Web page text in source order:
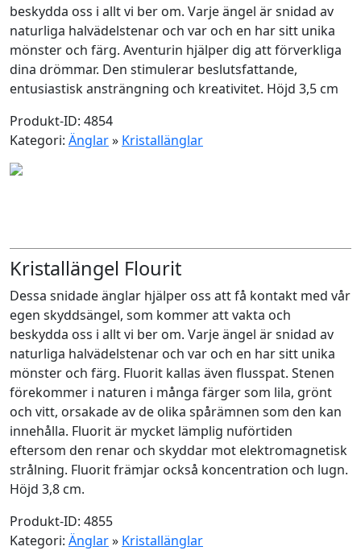
beskydda oss i allt vi ber om. Varje ängel är snidad av
naturliga halvädelstenar och var och en har sitt unika
mönster och färg. Aventurin hjälper dig att förverkliga
dina drömmar. Den stimulerar beslutsfattande,
entusiastisk ansträngning och kreativitet. Höjd 3,5 cm
Produkt-ID: 4854
Kategori: Änglar» Kristallänglar
Kristallängel Flourit
Dessa snidade änglar hjälper oss att få kontakt med vår
egen skyddsängel, som kommer att vakta och
beskydda oss i allt vi ber om. Varje ängel är snidad av
naturliga halvädelstenar och var och en har sitt unika
mönster och färg. Fluorit kallas även flusspat. Stenen
förekommer i naturen i många färger som lila, grönt
och vitt, orsakade av de olika spårämnen som den kan
innehålla. Fluorit är mycket lämplig nuförtiden
eftersom den renar och skyddar mot elektromagnetisk
strålning. Fluorit främjar också koncentration och lugn.
Höjd 3,8 cm.
Produkt-ID: 4855
Kategori: Änglar» Kristallänglar